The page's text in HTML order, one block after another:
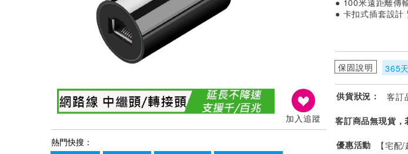
加入追蹤
熱門快搜：
● 卡扣式插套設計
保固說明 365天
供貨狀況： 客訂
客訂商品無現貨
優惠活動
【宅